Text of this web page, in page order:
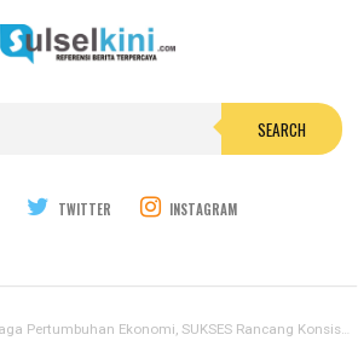
SEARCH
TWITTER INSTAGRAM
Pertumbuhan Ekonomi, SUKSES Rancang Konsistensi Pelaksanaan Kegiatan dan Acara di Soppeng